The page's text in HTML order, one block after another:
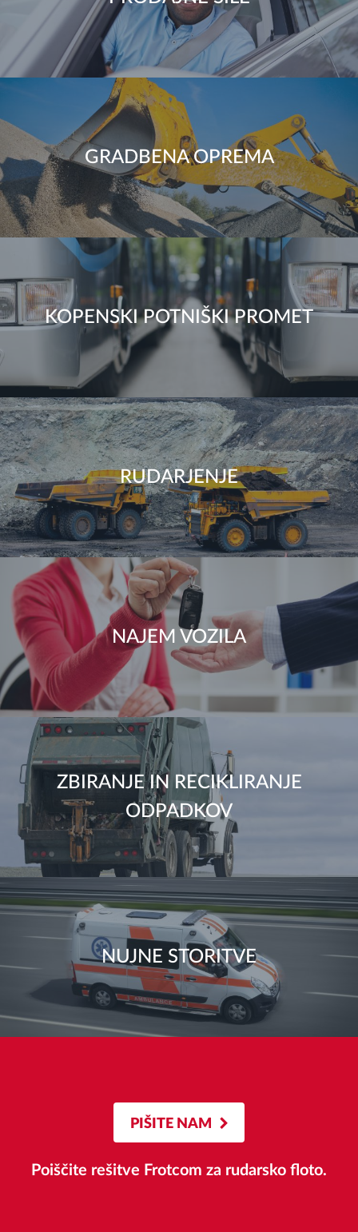
GRADBENA OPREMA
KOPENSKI POTNIŠKI PROMET
RUDARJENJE
NAJEM VOZILA
ZBIRANJE IN RECIKLIRANJE
ODPADKOV
NUJNE STORITVE
PIŠITE NAM
Poiščite rešitve Frotcom za rudarsko floto.